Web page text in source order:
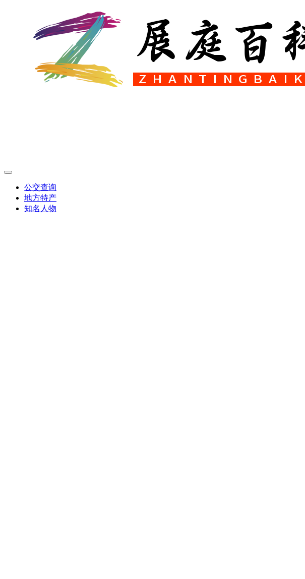
公交查询
地方特产
知名人物